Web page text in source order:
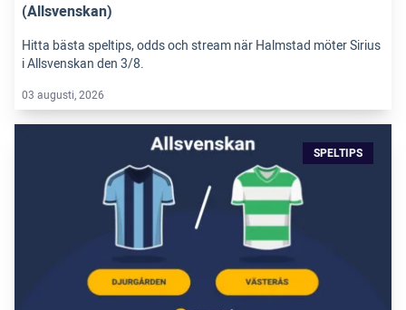
(Allsvenskan)
Hitta bästa speltips, odds och stream när Halmstad möter Sirius
i Allsvenskan den 3/8.
03 augusti, 2026
SPELTIPS